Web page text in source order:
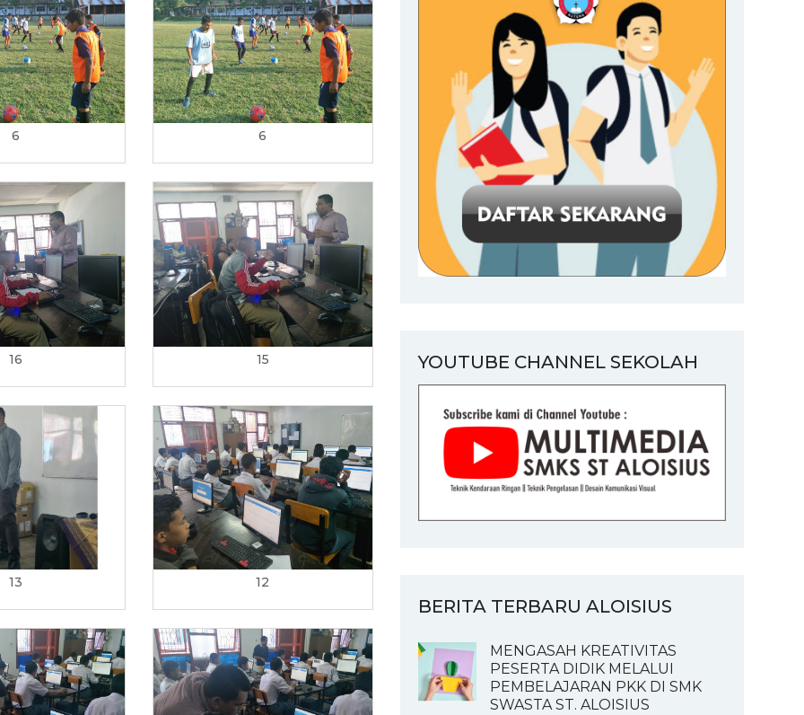
6 6
16 15
13 12
YOUTUBE CHANNEL SEKOLAH
BERITA TERBARU ALOISIUS
MENGASAH KREATIVITAS
PESERTA DIDIK MELALUI
PEMBELAJARAN PKK DI SMK
SWASTA ST. ALOISIUS